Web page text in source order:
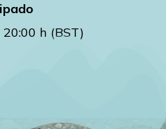
h (BST)